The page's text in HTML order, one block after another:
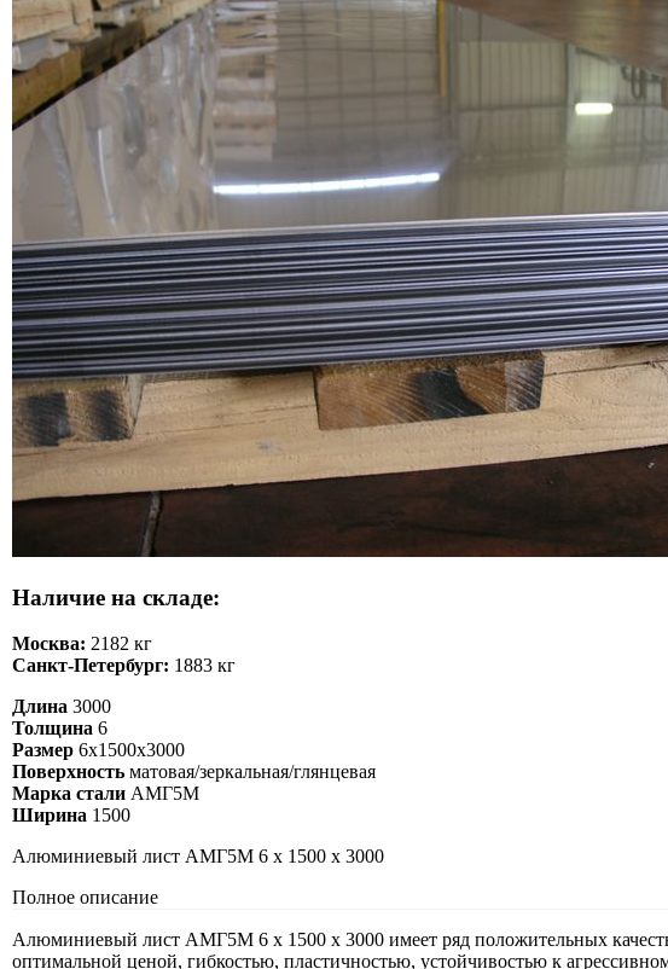
Наличие на складе:
Москва: 2182 кг
Санкт-Петербург: 1883 кг
Длина 3000
Толщина 6
Размер 6х1500х3000
Поверхность матовая/зеркальная/глянцевая
Марка стали АМГ5М
Ширина 1500
Алюминиевый лист АМГ5М 6 х 1500 х 3000
Полное описание
Алюминиевый лист АМГ5М 6 х 1500 х 3000 имеет ряд положительных
оптимальной ценой, гибкостью, пластичностью, устойчивостью к